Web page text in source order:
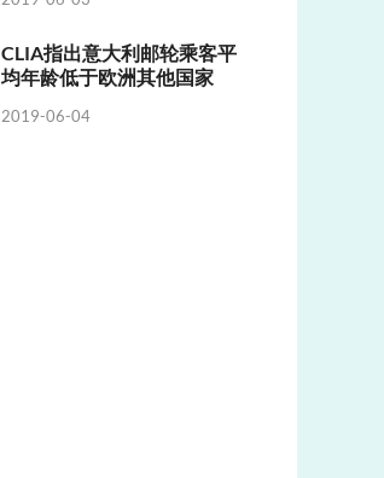
CLIA指出意大利邮轮乘客平
均年龄低于欧洲其他国家
2019-06-04